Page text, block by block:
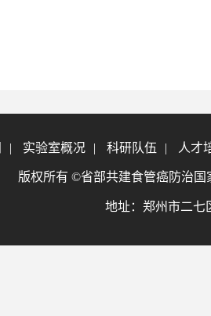
实验室概况 科研队伍 人才
版权所有 ©省部共建食管癌防治国
地址：郑州市二七